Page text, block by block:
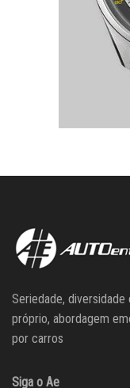
Seriedade,
próprio, abordagem
por carros
Siga o Ae